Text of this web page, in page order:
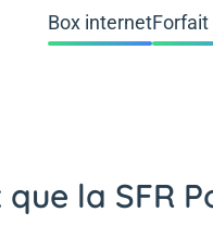
Box internetForfait
la SFR